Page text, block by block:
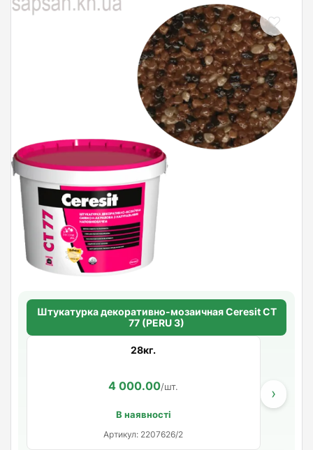
Штукатурка декоративно-мозаичная Ceresit CT
77 (PERU 3)
28кг.
4 000.00/шт.
В наявності
Артикул: 2207626/2
›